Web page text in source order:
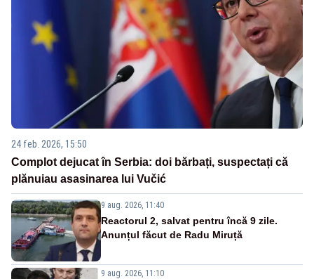
24 feb. 2026, 15:50
Complot dejucat în Serbia: doi bărbați, suspectați că
plănuiau asasinarea lui Vučić
9 aug. 2026, 11:40
Reactorul 2, salvat pentru încă 9 zile.
Anunțul făcut de Radu Miruță
9 aug. 2026, 11:10